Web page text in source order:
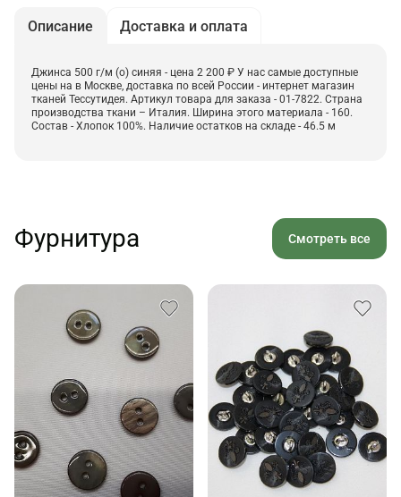
Описание Доставка и оплата
Джинса 500 г/м (о) синяя - цена 2 200 ₽ У нас самые доступные
цены на в Москве, доставка по всей России - интернет магазин
тканей Тессутидея. Артикул товара для заказа - 01-7822. Страна
производства ткани – Италия. Ширина этого материала - 160.
Состав - Хлопок 100%. Наличие остатков на складе - 46.5 м
Фурнитура Смотреть все